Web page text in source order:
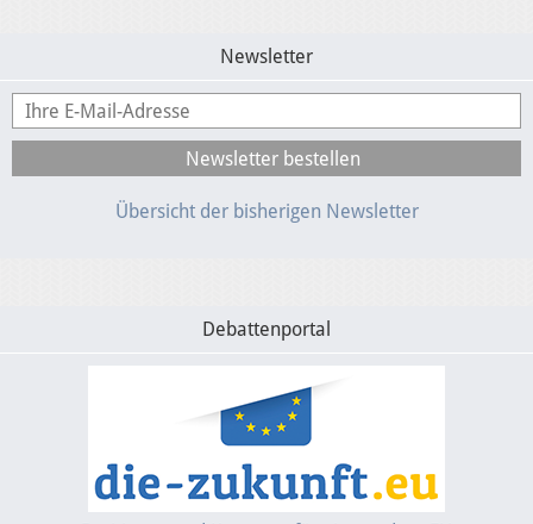
Newsletter
Übersicht der bisherigen Newsletter
Debattenportal